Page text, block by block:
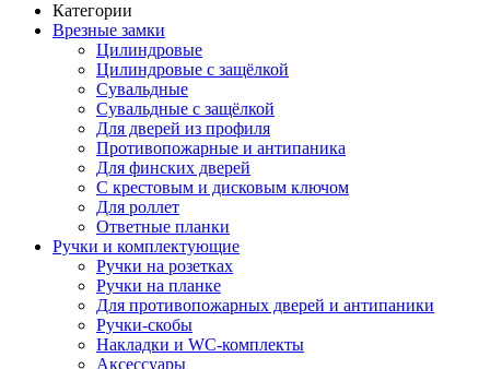
Категории
Врезные замки
Цилиндровые
Цилиндровые с защёлкой
Сувальдные
Сувальдные с защёлкой
Для дверей из профиля
Противопожарные и антипаника
Для финских дверей
С крестовым и дисковым ключом
Для роллет
Ответные планки
Ручки и комплектующие
Ручки на розетках
Ручки на планке
Для противопожарных дверей и антипаники
Ручки-скобы
Накладки и WC-комплекты
Аксессуары